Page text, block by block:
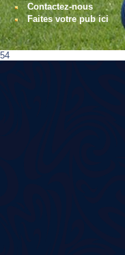
Contactez-nous
Faites votre pub ici
54